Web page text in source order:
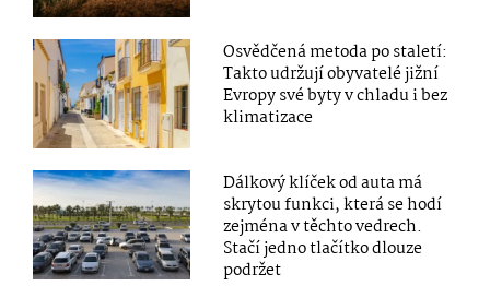
Osvědčená metoda po staletí:
Takto udržují obyvatelé jižní
Evropy své byty v chladu i bez
klimatizace
Dálkový klíček od auta má
skrytou funkci, která se hodí
zejména v těchto vedrech.
Stačí jedno tlačítko dlouze
podržet